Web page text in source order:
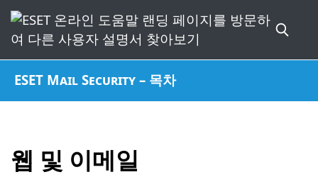
ESET Mail Security – 목차
웹 및 이메일